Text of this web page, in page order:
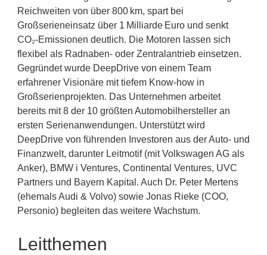
Reichweiten von über 800 km, spart bei
Großserieneinsatz über 1 Milliarde Euro und senkt
CO₂-Emissionen deutlich. Die Motoren lassen sich
flexibel als Radnaben- oder Zentralantrieb einsetzen.
Gegründet wurde DeepDrive von einem Team
erfahrener Visionäre mit tiefem Know-how in
Großserienprojekten. Das Unternehmen arbeitet
bereits mit 8 der 10 größten Automobilhersteller an
ersten Serienanwendungen. Unterstützt wird
DeepDrive von führenden Investoren aus der Auto- und
Finanzwelt, darunter Leitmotif (mit Volkswagen AG als
Anker), BMW i Ventures, Continental Ventures, UVC
Partners und Bayern Kapital. Auch Dr. Peter Mertens
(ehemals Audi & Volvo) sowie Jonas Rieke (COO,
Personio) begleiten das weitere Wachstum.
Leitthemen